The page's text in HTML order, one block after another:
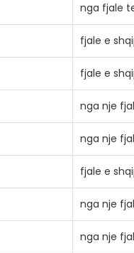
nga fjale
fjale e
fjale e
nga nje
nga nje
fjale e
nga nje
nga nje